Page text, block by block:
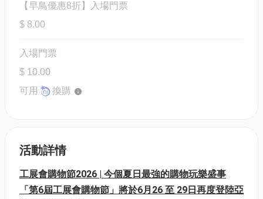
【早鳥優惠8折】入場門票
$ 8.00
入場門票
$ 10.00
可用
換購
活動詳情
工展會購物節2026 | 今個夏日最強的購物玩樂盛事
「第6屆工展會購物節」將於6月26 至 29日再度登陸亞